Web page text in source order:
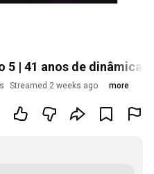
5 | 41 anos de dinâmica
Streamed 2 weeks ago more